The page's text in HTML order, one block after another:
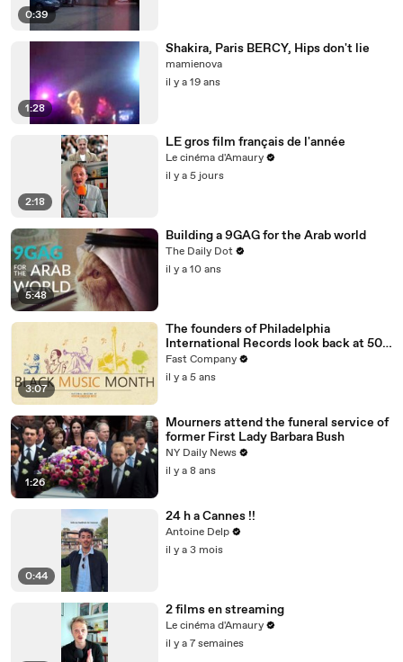
0:39
1:28
Shakira, Paris BERCY, Hips don't lie
mamienova
il y a 19 ans
2:18
LE gros film français de l'année
Le cinéma d'Amaury
il y a 5 jours
5:48
Building a 9GAG for the Arab world
The Daily Dot
il y a 10 ans
3:07
The founders of Philadelphia
International Records look back at 50
amazing years
Fast Company
il y a 5 ans
1:26
Mourners attend the funeral service of
former First Lady Barbara Bush
NY Daily News
il y a 8 ans
0:44
24 h a Cannes !!
Antoine Delp
il y a 3 mois
2 films en streaming
Le cinéma d'Amaury
il y a 7 semaines